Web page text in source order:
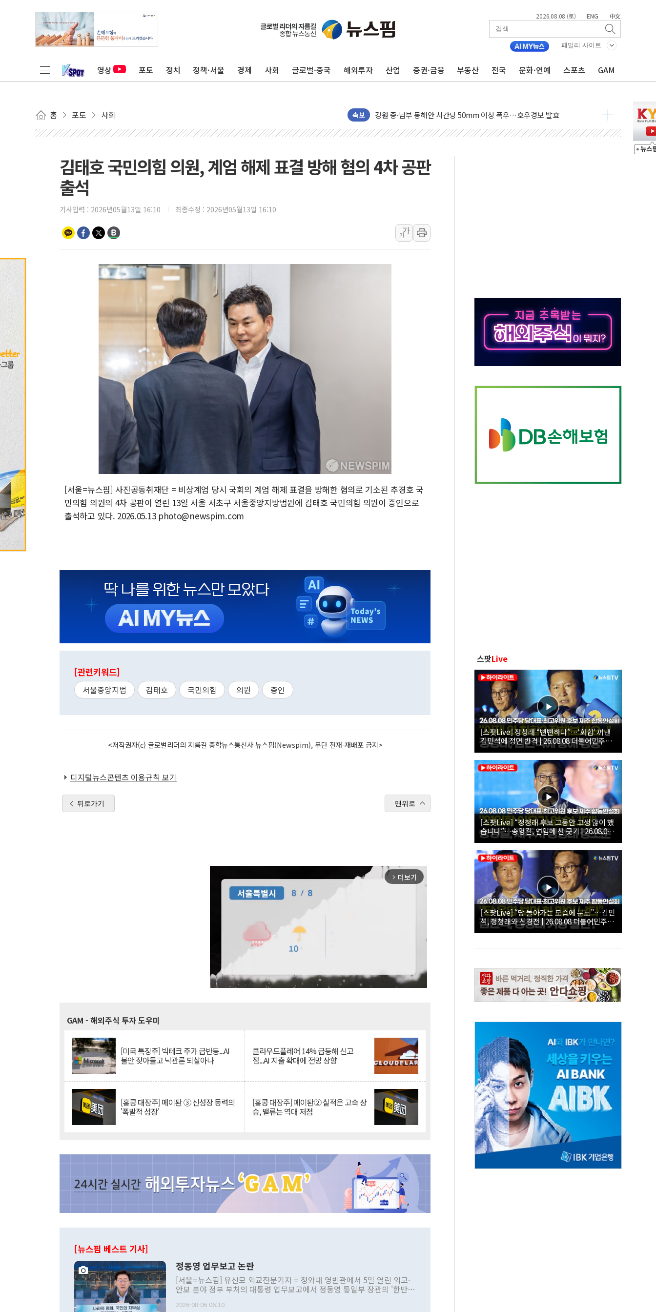
2026.08.08 (토) | ENG | 中文
패밀리 사이트
영상 포토 정치 정책·서울 경제 사회 글로벌·중국 해외투자 산업 증권·금융 부동산 전국 문화·연예 스포츠 GAM
홈 포토 사회 속보
李대통령, ISA 개편 재검토 지시…與 "적극 환영"·野 "졸속 국정"
동해중부 전 해상 풍랑주의보…10일까지 최대 3.5m 높은 물결
연일 폭염에 온열질환 사망 23명…정부, 비상대응기구 가동
인제 용대리 계곡서 수위 상승으로 피서객 7명 고립…전원 구조
동해시, 11~14일 '별똥별 멍' 운영…페르세우스 유성우 관측
청양 밭에서 일하던 90대 숨져…온열질환 여부 조사
폭염에 車 운전면허 기능시험 오전 집중 편성…체감온도 38도 넘으면 중단
'호우 특보' 경북 울진 시간당 20~30mm 강한 비...가뭄 해소될 듯
주말 무더위·열대야 지속…내륙 곳곳 소나기
한상협, 업계 개인정보 보안 새판 짠다…'자율규제단체' 타진
민주당, 오늘 제주·인천 경선 발표...김민석 '재역전' vs 정청래 '격차 확대'
김태호 국민의힘 의원, 계엄 해제 표결 방해 혐의 4차 공판
출석
기사입력 : 2026년05월13일 16:10 최종수정 : 2026년05월13일 16:10
가
가
[서울=뉴스핌] 사진공동취재단 = 비상계엄 당시 국회의 계엄 해제 표결을 방해한 혐의로 기소된 추경호 국
민의힘 의원의 4차 공판이 열린 13일 서울 서초구 서울중앙지방법원에 김태호 국민의힘 의원이 증인으로
출석하고 있다. 2026.05.13 photo@newspim.com
[관련키워드]
서울중앙지법 김태호 국민의힘 의원 증인
<저작권자(c) 글로벌리더의 지름길 종합뉴스통신사 뉴스핌(Newspim), 무단 전재-재배포 금지>
디지털뉴스콘텐츠 이용규칙 보기
뒤로가기 맨위로
arrow_forward_ios 더보기
GAM - 해외주식 투자 도우미
[미국 특징주] 빅테크 주가 급반등...AI
불안 잦아들고 낙관론 되살아나
클라우드플레어 14% 급등해 신고
점...AI 지출 확대에 전망 상향
[홍콩 대장주] 메이퇀 ③ 신성장 동력의
'폭발적 성장'
[홍콩 대장주] 메이퇀② 실적은 고속 상
승, 밸류는 역대 저점
[뉴스핌 베스트 기사]
정동영 업무보고 논란
[서울=뉴스핌] 유신모 외교전문기자 = 청와대 영빈관에서 5일 열린 외교·
안보 분야 정부 부처의 대통령 업무보고에서 정동영 통일부 장관의 '한반도
발언 중에는 정부 내 조율을 거치지 않은 사안을 정책으로 추진하겠다고 공
2026-08-06 06:10
스팟Live
[스팟Live] 정청래 “뻔뻔하다”…‘화합’ 꺼낸
김민석에 정면 반격 | 26.08.08 더불어민주당
당대표·최고위원 후보 제주 합동연설회
[스팟Live] “정청래 후보 그동안 고생 많이 했
습니다”…송영길, 연임에 선 긋기 | 26.08.08
더불어민주당 당대표·최고위원 후보 제주 합
동연설회
[스팟Live] “당 돌아가는 모습에 분노”…김민
석, 정청래와 신경전 | 26.08.08 더불어민주당
당대표·최고위원 후보 제주 합동연설회